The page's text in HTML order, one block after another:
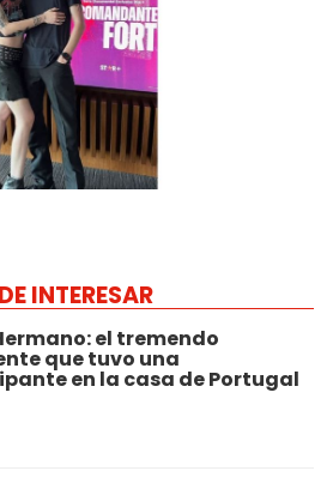
INTERESAR
el tremendo
que tuvo una
en la casa de Portugal